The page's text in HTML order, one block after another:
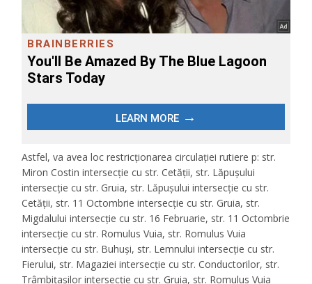
Astfel, va avea loc restricţionarea circulaţiei rutiere p: str.
Miron Costin intersecţie cu str. Cetăţii, str. Lăpuşului
intersecţie cu str. Gruia, str. Lăpuşului intersecţie cu str.
Cetăţii, str. 11 Octombrie intersecţie cu str. Gruia, str.
Migdalului intersecţie cu str. 16 Februarie, str. 11 Octombrie
intersecţie cu str. Romulus Vuia, str. Romulus Vuia
intersecţie cu str. Buhuşi, str. Lemnului intersecţie cu str.
Fierului, str. Magaziei intersecţie cu str. Conductorilor, str.
Trâmbiţaşilor intersecţie cu str. Gruia, str. Romulus Vuia